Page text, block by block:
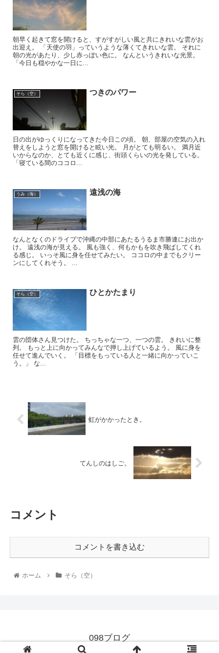
朝早く起きて窓を開けると、すがすがしい風と共にきれいな雲がお
出迎え。 「天使の羽」っていうような薄くてきれいな雲。 それに
朝の光があたり、少し赤っぽい色に。 なんというきれいな光景。
「今日も穏やかな一日に...
そら（空） つきのパワー
日の出がゆっくりになってきた今日この頃。 朝、部屋の空気の入れ
替えをしようと窓を開けると眩い光。 月がとても明るい。 満月近
いからなのか、とても近くに感じ、街頭くらいの光を発している。
「寝ている間のココロ...
うみ（海） 遠浅の海
なんとなくのドライブで沖縄の中部にあたるうるま市勝連にお出か
け。 遠浅の海が見える。 風も強く、何もかもを吹き飛ばしてくれ
る感じ。 いっそ風に身を任せてみたい。 ココロの中までもクリー
ンにしてくれそう。 ...
そら（空） ひとかたまり
雲の団体さん見つけた。 ちっちゃな一つ、一つの雲。 きれいに整
列。 もっと上に向かってみんなで押し上げているよう。 風に身を
任せて進んでいく。 「目標をもっている人と一緒に向かっていこ
う。」 な...
虹がかかったとき。
てんしのはしご。
コメント
コメントを書き込む
ホーム そら（空）
098ブログ